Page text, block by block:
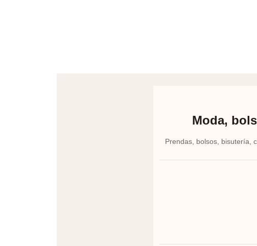
Moda,
Prendas, bolsos, bisutería,